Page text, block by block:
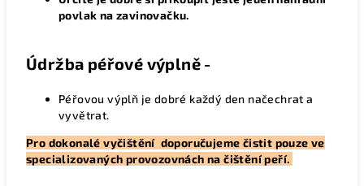
povlak na zavinovačku.
Údržba péřové výplně -
Péřovou výplň je dobré každý den načechrat a
vyvětrat.
Pro dokonalé vyčištění doporučujeme čistit pouze ve
specializovaných provozovnách na čištění peří.